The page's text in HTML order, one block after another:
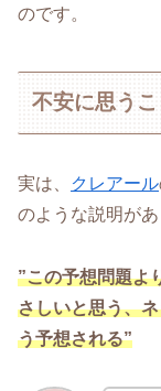
のです。
不安に思う
実は、 クレアール
のような説明があ
”この予想問題よ
さしいと思う、
う予想される”